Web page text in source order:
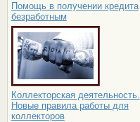
Помощь в получении кредита
безработным
Коллекторская деятельность.
Новые правила работы для
коллекторов